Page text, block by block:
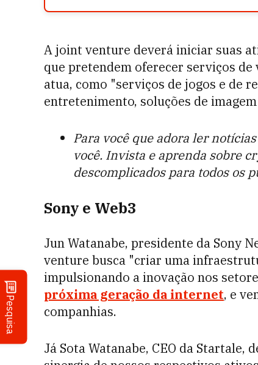
Pesquisa
A joint venture deverá iniciar suas
que pretendem oferecer serviços
atua, como "serviços de jogos e de
entretenimento, soluções de
Para você que adora ler
você. Invista e aprenda sobre
descomplicados para todos os
Sony e Web3
Jun Watanabe, presidente da Sony
venture busca "criar uma
impulsionando a inovação nos
próxima geração da internet, e
companhias.
Já Sota Watanabe, CEO da